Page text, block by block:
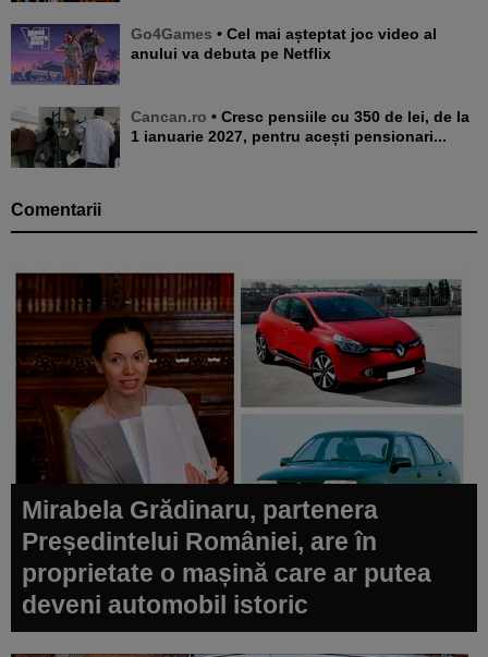
Go4Games • Cel mai așteptat joc video al
anului va debuta pe Netflix
Cancan.ro • Cresc pensiile cu 350 de lei, de la
1 ianuarie 2027, pentru acești pensionari...
Comentarii
Mirabela Grădinaru, partenera
Președintelui României, are în
proprietate o mașină care ar putea
deveni automobil istoric